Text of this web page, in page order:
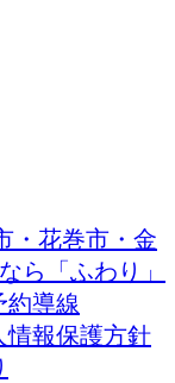
・花巻市・金
ら「ふわり」
約導線
情報保護方針